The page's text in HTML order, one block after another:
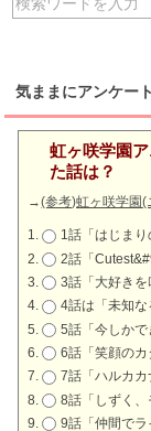
気ままにアンケート
虹ヶ咲学園
た話は？
→(参考)虹ヶ咲学園(
1話「はじまり
2話「
3話「大好きを
4話は「未知な
5話「今しかで
6話「笑顔のカ
7話「ハルカカ
8話「しずく、
9話「仲間でラ